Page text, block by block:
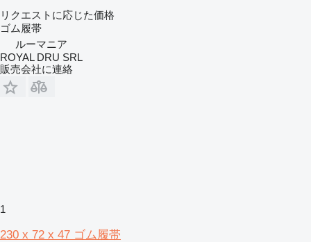
リクエストに応じた価格
ゴム履帯
ルーマニア
ROYAL DRU SRL
販売会社に連絡
1
230 x 72 x 47 ゴム履帯